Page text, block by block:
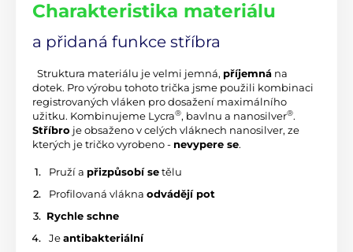
Charakteristika materiálu
a přidaná funkce stříbra
Struktura materiálu je velmi jemná, příjemná na
dotek. Pro výrobu tohoto trička jsme použili kombinaci
registrovaných vláken pro dosažení maximálního
užitku. Kombinujeme Lycra®, bavlnu a nanosilver®
Stříbro je obsaženo v celých vláknech nanosilver, ze
kterých je tričko vyrobeno - nevypere se.
Pruží a přizpůsobí se tělu
Profilovaná vlákna odvádějí pot
Rychle schne
Je antibakteriální